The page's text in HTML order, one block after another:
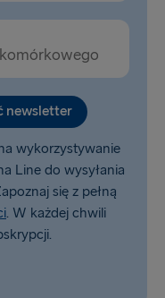
newsletter
wykorzystywanie
Line do wysyłania
się z pełną
. W każdej chwili